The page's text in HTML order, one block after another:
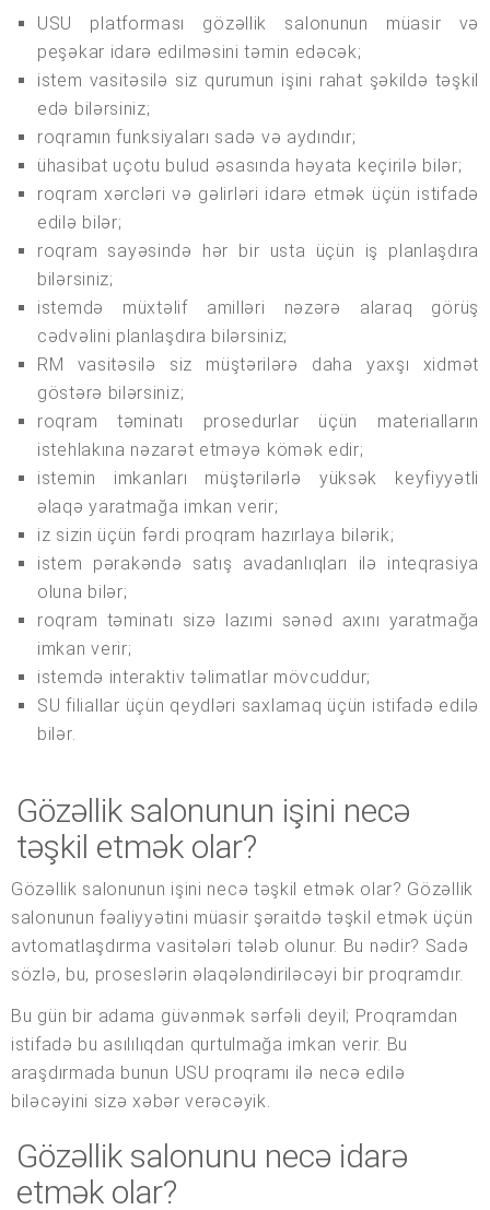
USU platforması gözəllik salonunun müasir və
peşəkar idarə edilməsini təmin edəcək;
istem vasitəsilə siz qurumun işini rahat şəkildə təşkil
edə bilərsiniz;
roqramın funksiyaları sadə və aydındır;
ühasibat uçotu bulud əsasında həyata keçirilə bilər;
roqram xərcləri və gəlirləri idarə etmək üçün istifadə
edilə bilər;
roqram sayəsində hər bir usta üçün iş planlaşdıra
bilərsiniz;
istemdə müxtəlif amilləri nəzərə alaraq görüş
cədvəlini planlaşdıra bilərsiniz;
RM vasitəsilə siz müştərilərə daha yaxşı xidmət
göstərə bilərsiniz;
roqram təminatı prosedurlar üçün materialların
istehlakına nəzarət etməyə kömək edir;
istemin imkanları müştərilərlə yüksək keyfiyyətli
əlaqə yaratmağa imkan verir;
iz sizin üçün fərdi proqram hazırlaya bilərik;
istem pərakəndə satış avadanlıqları ilə inteqrasiya
oluna bilər;
roqram təminatı sizə lazımi sənəd axını yaratmağa
imkan verir;
istemdə interaktiv təlimatlar mövcuddur;
SU filiallar üçün qeydləri saxlamaq üçün istifadə edilə
bilər.
Gözəllik salonunun işini necə
təşkil etmək olar?
Gözəllik salonunun işini necə təşkil etmək olar? Gözəllik
salonunun fəaliyyətini müasir şəraitdə təşkil etmək üçün
avtomatlaşdırma vasitələri tələb olunur. Bu nədir? Sadə
sözlə, bu, proseslərin əlaqələndiriləcəyi bir proqramdır.
Bu gün bir adama güvənmək sərfəli deyil; Proqramdan
istifadə bu asılılıqdan qurtulmağa imkan verir. Bu
araşdırmada bunun USU proqramı ilə necə edilə
biləcəyini sizə xəbər verəcəyik.
Gözəllik salonunu necə idarə
etmək olar?